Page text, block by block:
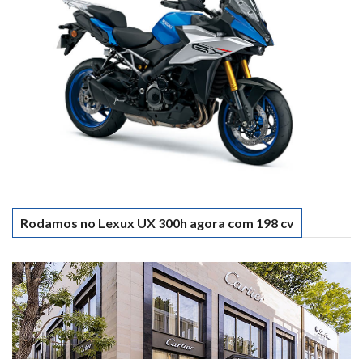
Rodamos no Lexux UX 300h agora com 198 cv